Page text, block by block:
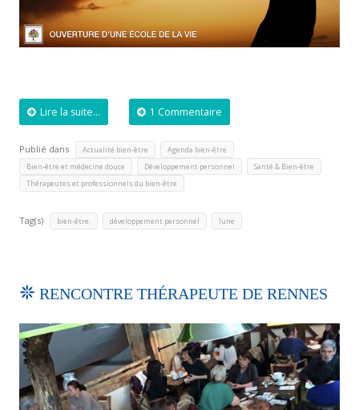
Lire la suite... 1 Commentaire
Publié dans Actualité bien-être Agenda bien-être
Bien-être et médecine douce Développement personnel Santé & Bien-être
Thérapeutes et professionnels du bien-être
Tag(s) bien-être. développement personnel lune
RENCONTRE THÉRAPEUTE DE RENNES